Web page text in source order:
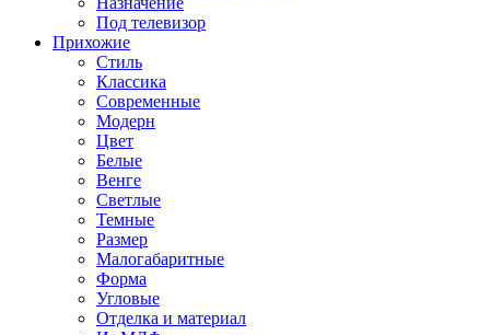
Под телевизор
Прихожие
Стиль
Классика
Современные
Модерн
Цвет
Белые
Венге
Светлые
Темные
Размер
Малогабаритные
Форма
Угловые
Отделка и материал